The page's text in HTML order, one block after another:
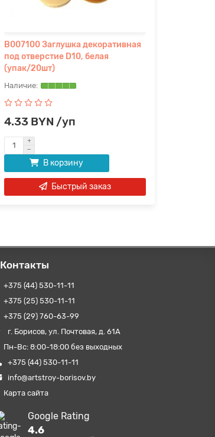
B007100 Заглушка декоративная
под отверстие D10, белая
(упак/20шт)
4.33 BYN /уп
В корзину
Быстрый заказ
Контакты
+375 (44) 530-11-11
+375 (25) 530-11-11
+375 (29) 760-63-99
г. Борисов, ул. Почтовая, д. 61А
Пн-Вс: 8:00-18:00 без выходных
+375 (44) 530-11-11
info@artstroy-borisov.by
Карта сайта
Google Rating
4.6